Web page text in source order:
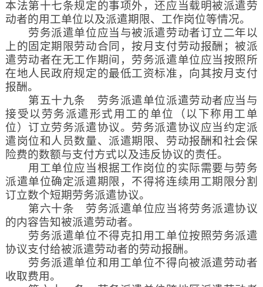
本法第十七条规定的事项外，还应当载明被派遣劳
动者的用工单位以及派遣期限、工作岗位等情况。
劳务派遣单位应当与被派遣劳动者订立二年以
上的固定期限劳动合同，按月支付劳动报酬；被派
遣劳动者在无工作期间，劳务派遣单位应当按照所
在地人民政府规定的最低工资标准，向其按月支付
报酬。
第五十九条 劳务派遣单位派遣劳动者应当与
接受以劳务派遣形式用工的单位（以下称用工单
位）订立劳务派遣协议。劳务派遣协议应当约定派
遣岗位和人员数量、派遣期限、劳动报酬和社会保
险费的数额与支付方式以及违反协议的责任。
用工单位应当根据工作岗位的实际需要与劳务
派遣单位确定派遣期限，不得将连续用工期限分割
订立数个短期劳务派遣协议。
第六十条 劳务派遣单位应当将劳务派遣协议
的内容告知被派遣劳动者。
劳务派遣单位不得克扣用工单位按照劳务派遣
协议支付给被派遣劳动者的劳动报酬。
劳务派遣单位和用工单位不得向被派遣劳动者
收取费用。